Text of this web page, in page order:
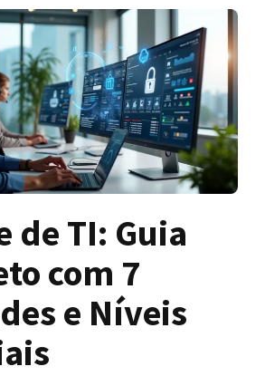
de TI: Guia
com 7
e Níveis